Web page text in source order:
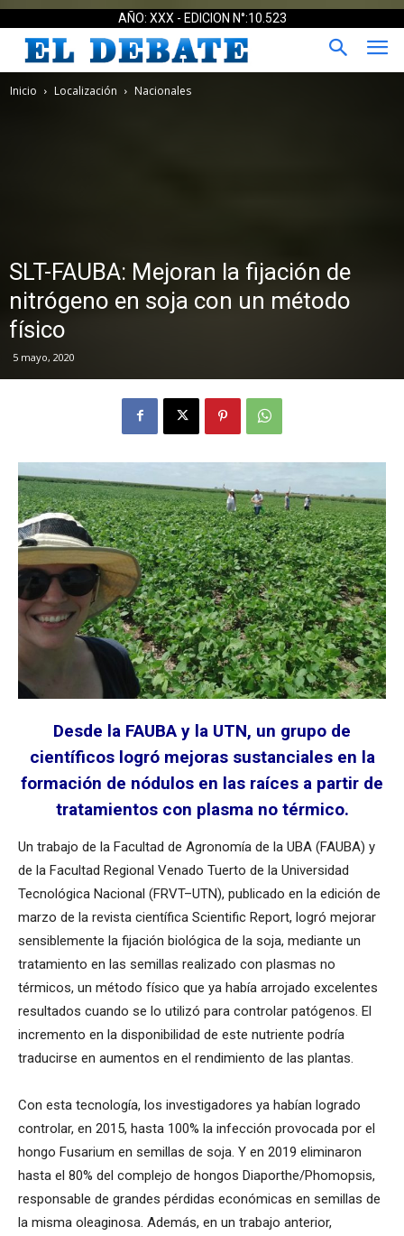
AÑO: XXX - EDICION N°:10.523
Inicio Localización Nacionales
SLT-FAUBA: Mejoran la fijación de
nitrógeno en soja con un método
físico
5 mayo, 2020
Desde la FAUBA y la UTN, un grupo de
científicos logró mejoras sustanciales en la
formación de nódulos en las raíces a partir de
tratamientos con plasma no térmico.
Un trabajo de la Facultad de Agronomía de la UBA (FAUBA) y
de la Facultad Regional Venado Tuerto de la Universidad
Tecnológica Nacional (FRVT–UTN), publicado en la edición de
marzo de la revista científica Scientific Report, logró mejorar
sensiblemente la fijación biológica de la soja, mediante un
tratamiento en las semillas realizado con plasmas no
térmicos, un método físico que ya había arrojado excelentes
resultados cuando se lo utilizó para controlar patógenos. El
incremento en la disponibilidad de este nutriente podría
traducirse en aumentos en el rendimiento de las plantas.
Con esta tecnología, los investigadores ya habían logrado
controlar, en 2015, hasta 100% la infección provocada por el
hongo Fusarium en semillas de soja. Y en 2019 eliminaron
hasta el 80% del complejo de hongos Diaporthe/Phomopsis,
responsable de grandes pérdidas económicas en semillas de
la misma oleaginosa. Además, en un trabajo anterior,